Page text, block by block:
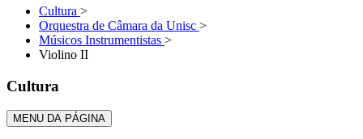
Cultura >
Orquestra de Câmara da Unisc >
Músicos Instrumentistas >
Violino II
Cultura
MENU DA PÁGINA